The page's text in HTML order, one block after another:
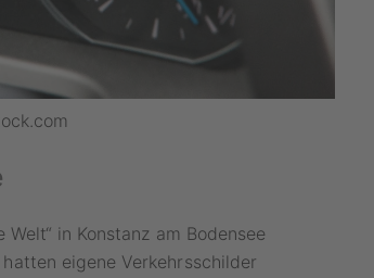
in Konstanz am Bodensee
eigene Verkehrsschilder